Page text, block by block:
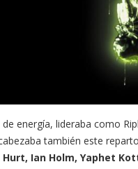
energía, lideraba como
también este
Ian Holm, Yaphet